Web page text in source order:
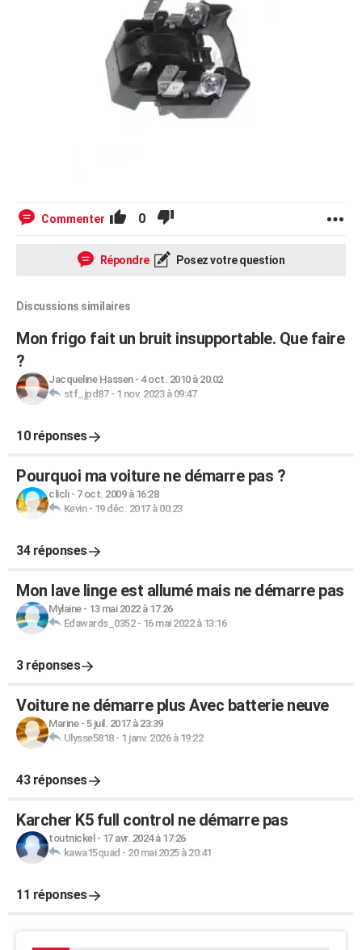
Commenter 0
Répondre Posez votre question
Discussions similaires
Mon frigo fait un bruit insupportable. Que faire
?
Jacqueline Hassen- 4 oct. 2010 à 20:02
stf_jpd87- 1 nov. 2023 à 09:47
10 réponses
Pourquoi ma voiture ne démarre pas ?
clicli- 7 oct. 2009 à 16:28
Kevin- 19 déc. 2017 à 00:23
34 réponses
Mon lave linge est allumé mais ne démarre pas
Mylaine- 13 mai 2022 à 17:26
Edawards_0352- 16 mai 2022 à 13:16
3 réponses
Voiture ne démarre plus Avec batterie neuve
Marine- 5 juil. 2017 à 23:39
Ulysse5818- 1 janv. 2026 à 19:22
43 réponses
Karcher K5 full control ne démarre pas
toutnickel - 17 avr. 2024 à 17:26
kawa15quad - 20 mai 2025 à 20:41
11 réponses